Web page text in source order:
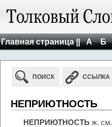
Главная страница || А Б
ПОИСК ССЫЛКА
НЕПРИЮТНОСТЬ
НЕПРИЮТНОСТЬ ж. см.